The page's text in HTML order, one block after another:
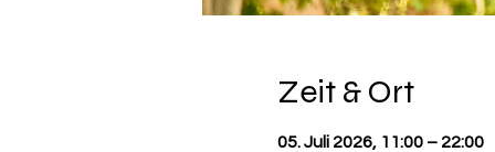
Zeit & Ort
05. Juli 2026, 11:00 – 22:00